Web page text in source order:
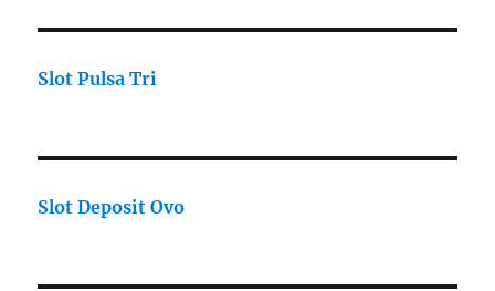
Slot Pulsa Tri
Slot Deposit Ovo